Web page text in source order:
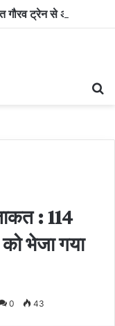
: 114
भेजा गया
0 43